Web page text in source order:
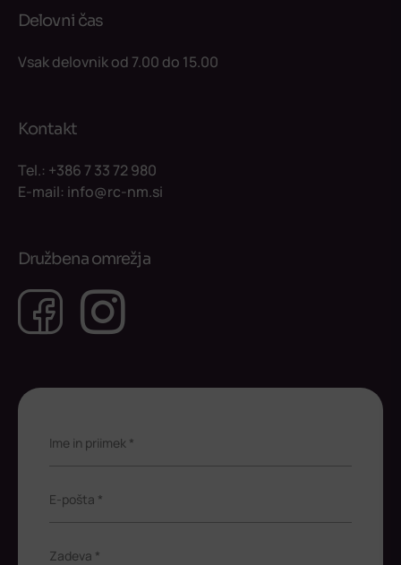
Delovni čas
Vsak delovnik od 7.00 do 15.00
Kontakt
Tel.: +386 7 33 72 980
E-mail: info@rc-nm.si
Družbena omrežja
Facebook
Instagram
Ime in priimek *
E-pošta *
Zadeva *